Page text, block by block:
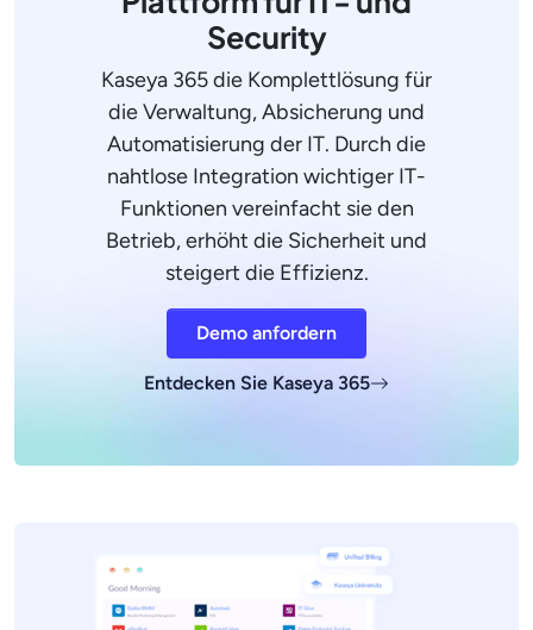
Security
Kaseya 365 die Komplettlösung für
die Verwaltung, Absicherung und
Automatisierung der IT. Durch die
nahtlose Integration wichtiger IT-
Funktionen vereinfacht sie den
Betrieb, erhöht die Sicherheit und
steigert die Effizienz.
Demo anfordern
Entdecken Sie Kaseya 365